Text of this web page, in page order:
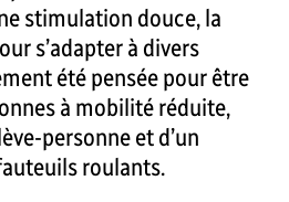
stimulation douce, la
s’adapter à divers
été pensée pour être
à mobilité réduite,
personne et d’un
roulants.